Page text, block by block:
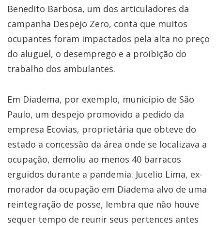
Benedito Barbosa, um dos articuladores da
campanha Despejo Zero, conta que muitos
ocupantes foram impactados pela alta no preço
do aluguel, o desemprego e a proibição do
trabalho dos ambulantes.
Em Diadema, por exemplo, município de São
Paulo, um despejo promovido a pedido da
empresa Ecovias, proprietária que obteve do
estado a concessão da área onde se localizava a
ocupação, demoliu ao menos 40 barracos
erguidos durante a pandemia. Jucelio Lima, ex-
morador da ocupação em Diadema alvo de uma
reintegração de posse, lembra que não houve
sequer tempo de reunir seus pertences antes